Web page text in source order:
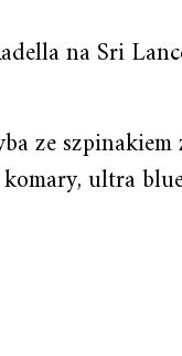
na Sri
ze
ultra